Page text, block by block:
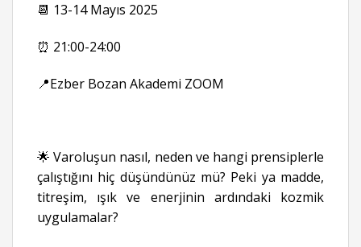
📆 13-14 Mayıs 2025
⏰ 21:00-24:00
📍Ezber Bozan Akademi ZOOM
🌟 Varoluşun nasıl, neden ve hangi prensiplerle
çalıştığını hiç düşündünüz mü? Peki ya madde,
titreşim, ışık ve enerjinin ardındaki kozmik
uygulamalar?